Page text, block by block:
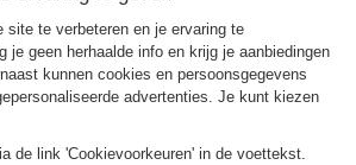
in Vlaams-Brabant